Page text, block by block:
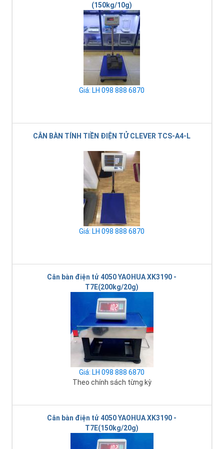
(150kg/10g)
Giá: LH 098 888 6870
CÂN BÀN TÍNH TIỀN ĐIỆN TỬ CLEVER TCS-A4-L
Giá: LH 098 888 6870
Cân bàn điện tử 4050 YAOHUA XK3190 -
T7E(200kg/20g)
Giá: LH 098 888 6870
Theo chính sách từng kỳ
Cân bàn điện tử 4050 YAOHUA XK3190 -
T7E(150kg/20g)